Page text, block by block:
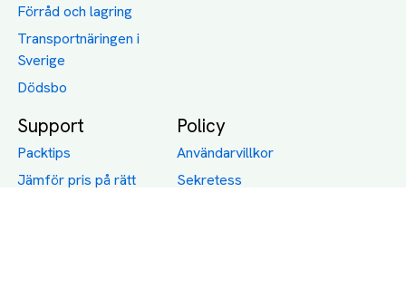
Förråd och lagring
Transportnäringen i
Sverige
Dödsbo
Support
Packtips
Jämför pris på rätt
Policy
Användarvillkor
Sekretess